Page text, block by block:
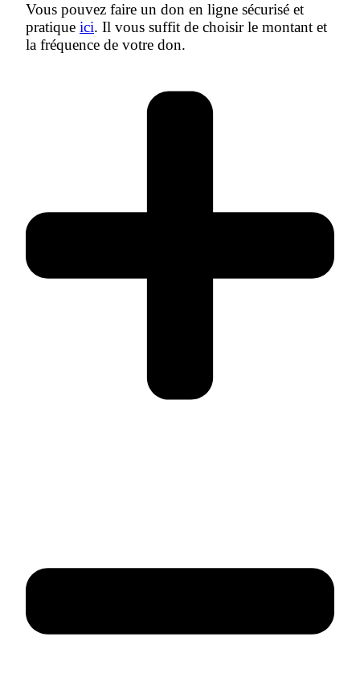
Vous pouvez faire un don en ligne sécurisé et
pratique ici. Il vous suffit de choisir le montant et
la fréquence de votre don.